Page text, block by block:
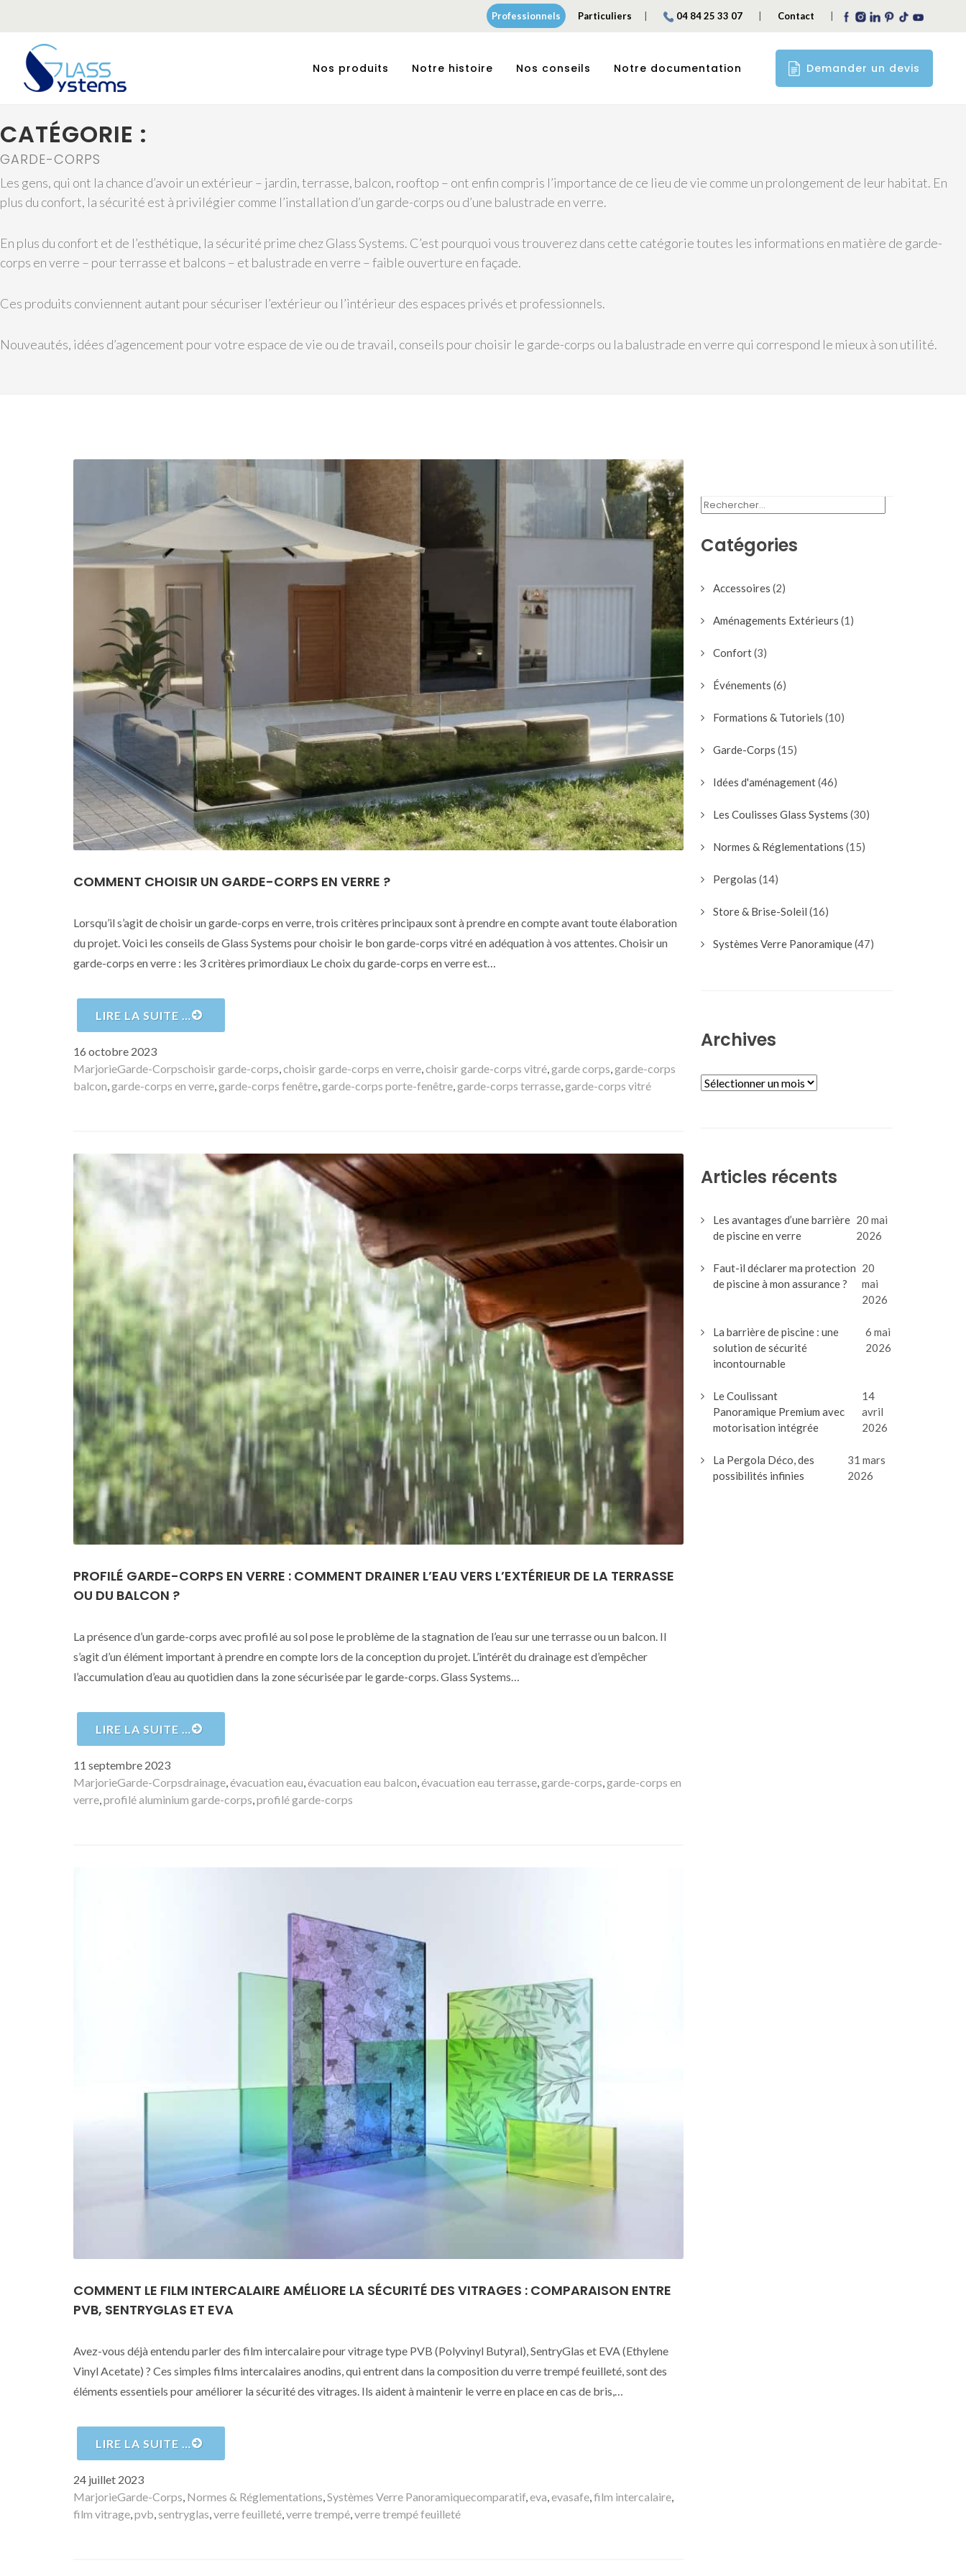
Professionnels Particuliers | 04 84 25 33 07 | Contact |
Nos produits Notre histoire Nos conseils Notre documentation Demander un devis
CATÉGORIE :
GARDE-CORPS
Les gens, qui ont la chance d’avoir un extérieur – jardin, terrasse, balcon, rooftop – ont enfin compris l’importance de ce lieu de vie comme un prolongement de leur habitat. En
plus du confort, la sécurité est à privilégier comme l’installation d’un garde-corps ou d’une balustrade en verre.
En plus du confort et de l’esthétique, la sécurité prime chez Glass Systems. C’est pourquoi vous trouverez dans cette catégorie toutes les informations en matière de garde-
corps en verre – pour terrasse et balcons – et balustrade en verre – faible ouverture en façade.
Ces produits conviennent autant pour sécuriser l’extérieur ou l’intérieur des espaces privés et professionnels.
Nouveautés, idées d’agencement pour votre espace de vie ou de travail, conseils pour choisir le garde-corps ou la balustrade en verre qui correspond le mieux à son utilité.
COMMENT CHOISIR UN GARDE-CORPS EN VERRE ?
Lorsqu’il s’agit de choisir un garde-corps en verre, trois critères principaux sont à prendre en compte avant toute élaboration
du projet. Voici les conseils de Glass Systems pour choisir le bon garde-corps vitré en adéquation à vos attentes. Choisir un
garde-corps en verre : les 3 critères primordiaux Le choix du garde-corps en verre est…
LIRE LA SUITE …
Publié
le
16 octobre 2023
Auteur
MarjorieCatégories
Garde-CorpsMots-
clés
choisir garde-corps,choisir garde-corps en verre,choisir garde-corps vitré,garde corps,garde-corps
balcon,garde-corps en verre,garde-corps fenêtre,garde-corps porte-fenêtre,garde-corps terrasse,garde-corps vitré
PROFILÉ GARDE-CORPS EN VERRE : COMMENT DRAINER L’EAU VERS L’EXTÉRIEUR DE LA TERRASSE
OU DU BALCON ?
La présence d’un garde-corps avec profilé au sol pose le problème de la stagnation de l’eau sur une terrasse ou un balcon. Il
s’agit d’un élément important à prendre en compte lors de la conception du projet. L’intérêt du drainage est d’empêcher
l’accumulation d’eau au quotidien dans la zone sécurisée par le garde-corps. Glass Systems…
LIRE LA SUITE …
Publié
le
11 septembre 2023
Auteur
MarjorieCatégories
Garde-CorpsMots-
clés
drainage,évacuation eau,évacuation eau balcon,évacuation eau terrasse,garde-corps,garde-corps en
verre,profilé aluminium garde-corps,profilé garde-corps
COMMENT LE FILM INTERCALAIRE AMÉLIORE LA SÉCURITÉ DES VITRAGES : COMPARAISON ENTRE
PVB, SENTRYGLAS ET EVA
Avez-vous déjà entendu parler des film intercalaire pour vitrage type PVB (Polyvinyl Butyral), SentryGlas et EVA (Ethylene
Vinyl Acetate) ? Ces simples films intercalaires anodins, qui entrent dans la composition du verre trempé feuilleté, sont des
éléments essentiels pour améliorer la sécurité des vitrages. Ils aident à maintenir le verre en place en cas de bris,…
LIRE LA SUITE …
Publié
le
24 juillet 2023
Auteur
MarjorieCatégories
Garde-Corps Normes & Réglementations Systèmes Verre PanoramiqueMots-
comparatif eva evasafe film intercalaire
film vitrage pvb sentryglas verre feuilleté verre trempé verre trempé feuilleté
RECHERCHER :
Catégories
Accessoires (2)
Aménagements Extérieurs (1)
Confort(3)
Événements (6)
Formations & Tutoriels (10)
Garde-Corps (15)
Idées d'aménagement(46)
Les Coulisses Glass Systems (30)
Normes & Réglementations (15)
Pergolas (14)
Store & Brise-Soleil (16)
Systèmes Verre Panoramique(47)
Archives
ARCHIVES
Articles récents
Les avantages d’une barrière
de piscine en verre
20 mai
2026
Faut-il déclarer ma protection
de piscine à mon assurance ?
20
mai
2026
La barrière de piscine : une
solution de sécurité
incontournable
6 mai
2026
Le Coulissant
Panoramique Premium avec
motorisation intégrée
14
avril
2026
La Pergola Déco, des
possibilités infinies
31 mars
2026